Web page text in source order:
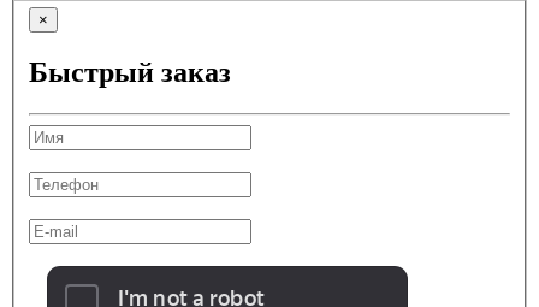
×
Быстрый заказ